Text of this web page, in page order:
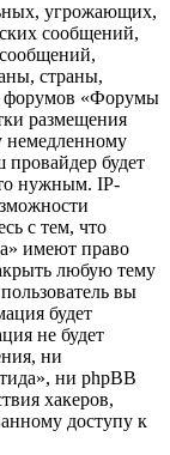
угрожающих,
сообщений,
страны,
форумов «Форумы
размещения
немедленному
будет
нужным. IP-
с тем, что
имеют право
любую тему
вы
будет
не будет
ни
ни phpBB
хакеров,
доступу к